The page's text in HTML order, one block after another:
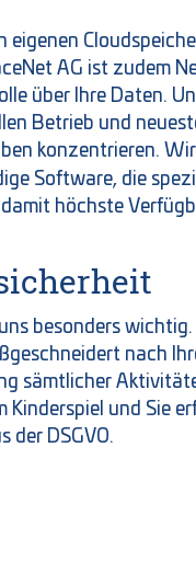
AG ist zudem
über Ihre Daten.
Betrieb und
konzentrieren.
Software, die
höchste
besonders wichtig.
nach
sämtlicher
und Sie
der DSGVO.